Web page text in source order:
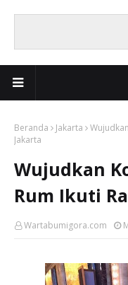
Beranda Jakarta
Jakarta
Wujudkan
Rum Ikuti
Wartabumigora.com